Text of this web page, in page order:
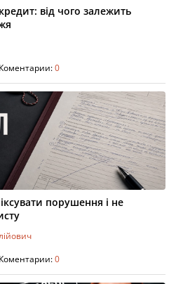
від чого залежить
Коментарии:0
порушення і не
Коментарии:0